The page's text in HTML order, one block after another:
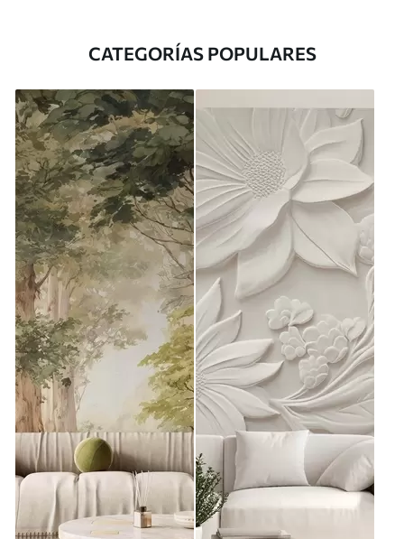
CATEGORÍAS POPULARES